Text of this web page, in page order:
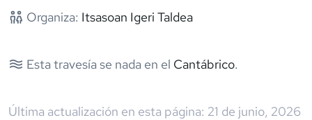
Organiza: Itsasoan Igeri Taldea
Esta travesía se nada en el Cantábrico.
Última actualización en esta página: 21 de junio, 2026